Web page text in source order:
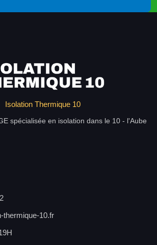
Isolation Thermique 10
spécialisée en isolation dans le 10 - l'Aube
thermique-10.fr